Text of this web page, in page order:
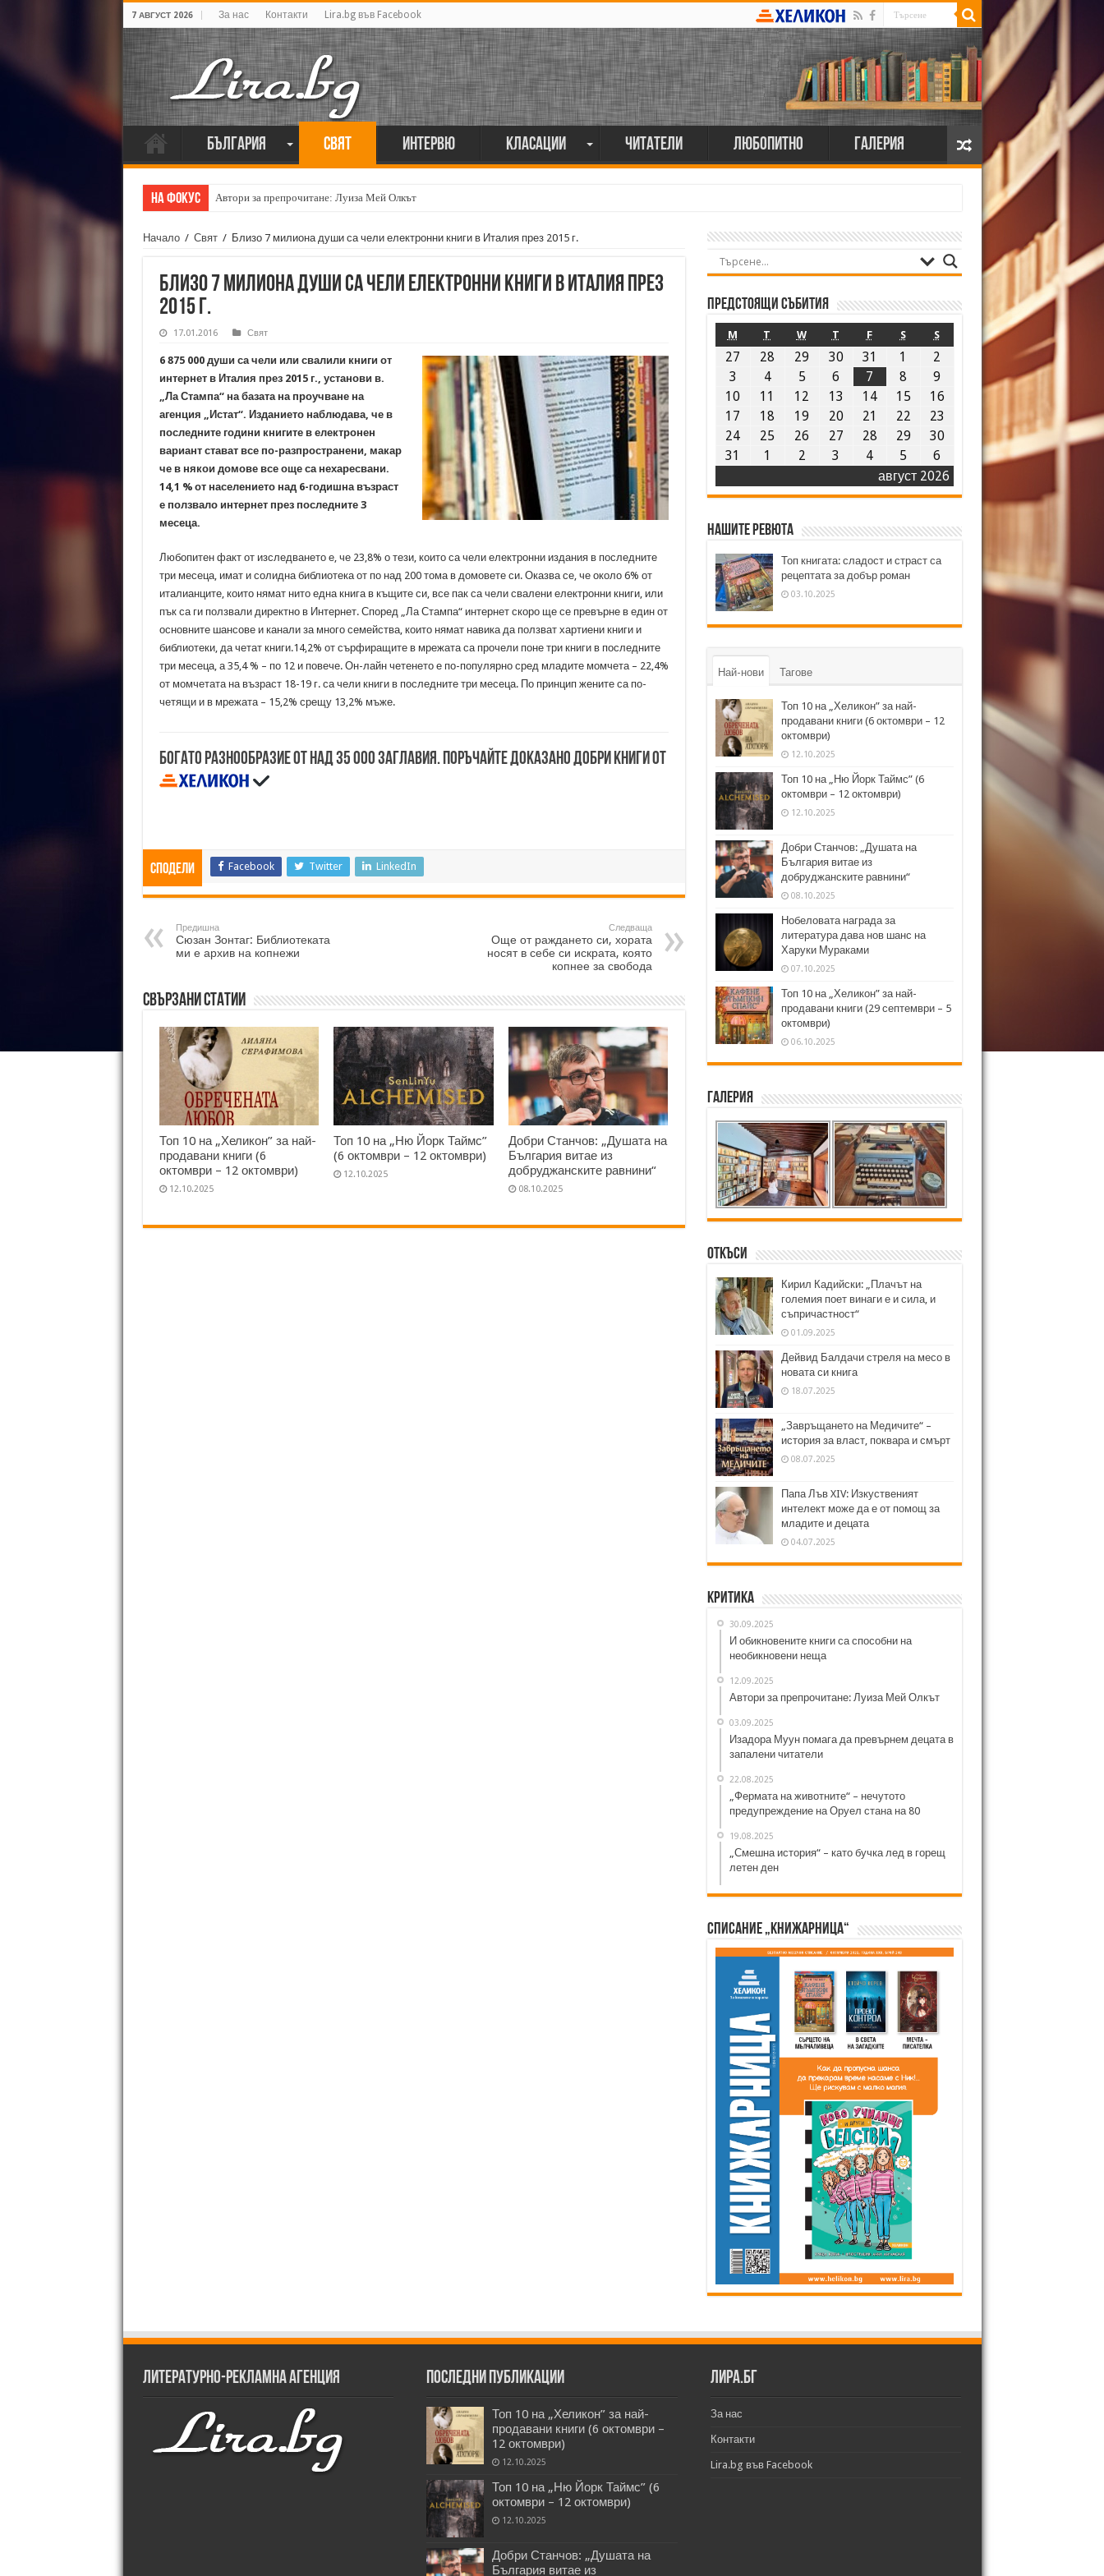
7 АВГУСТ 2026 За нас Контакти Lira.bg във Facebook
България Свят Интервю Класации Читатели Любопитно Галерия
На фокус Автори за препрочитане: Луиза Мей Олкът
Начало / Свят / Близо 7 милиона души са чели електронни книги в Италия през 2015 г.
Близо 7 милиона души са чели електронни книги в Италия през
2015 г.
17.01.2016 Свят
6 875 000 души са чели или свалили книги от
интернет в Италия през 2015 г., установи в.
„Ла Стампа“ на базата на проучване на
агенция „Истат“. Изданието наблюдава, че в
последните години книгите в електронен
вариант стават все по-разпространени, макар
че в някои домове все още са нехаресвани.
14,1 % от населението над 6-годишна възраст
е ползвало интернет през последните 3
месеца.
Любопитен факт от изследването е, че 23,8% о тези, които са чели електронни издания в последните
три месеца, имат и солидна библиотека от по над 200 тома в домовете си. Оказва се, че около 6% от
италианците, които нямат нито една книга в къщите си, все пак са чели свалени електронни книги, или
пък са ги ползвали директно в Интернет. Според „Ла Стампа“ интернет скоро ще се превърне в един от
основните шансове и канали за много семейства, които нямат навика да ползват хартиени книги и
библиотеки, да четат книги.14,2% от сърфиращите в мрежата са прочели поне три книги в последните
три месеца, а 35,4 % – по 12 и повече. Он-лайн четенето е по-популярно сред младите момчета – 22,4%
от момчетата на възраст 18-19 г. са чели книги в последните три месеца. По принцип жените са по-
четящи и в мрежата – 15,2% срещу 13,2% мъже.
Богато разнообразие от над 35 000 заглавия. Поръчайте доказано добри книги от
Сподели Facebook Twitter LinkedIn
Предишна
Сюзан Зонтаг: Библиотеката
ми е архив на копнежи
Следваща
Още от раждането си, хората
носят в себе си искрата, която
копнее за свобода
Свързани статии
Топ 10 на „Хеликон” за най-
продавани книги (6
октомври – 12 октомври)
12.10.2025
Топ 10 на „Ню Йорк Таймс”
(6 октомври – 12 октомври)
12.10.2025
Добри Станчов: „Душата на
България витае из
добруджанските равнини“
08.10.2025
Предстоящи събития
август 2026
M T W T F S S
27 28 29 30 31 1
2
3
4 5 6 7 8
9
10
11 12 13 14 15
16
17
18 19 20 21 22
23
24
25 26 27 28 29
30
31
1 2 3 4 5 6
Нашите ревюта
Топ книгата: сладост и страст са
рецептата за добър роман
03.10.2025
Най-нови Тагове
Топ 10 на „Хеликон” за най-
продавани книги (6 октомври – 12
октомври)
12.10.2025
Топ 10 на „Ню Йорк Таймс” (6
октомври – 12 октомври)
12.10.2025
Добри Станчов: „Душата на
България витае из
добруджанските равнини“
08.10.2025
Нобеловата награда за
литература дава нов шанс на
Харуки Мураками
07.10.2025
Топ 10 на „Хеликон” за най-
продавани книги (29 септември – 5
октомври)
06.10.2025
Галерия
Откъси
Кирил Кадийски: „Плачът на
големия поет винаги е и сила, и
съпричастност“
01.09.2025
Дейвид Балдачи стреля на месо в
новата си книга
18.07.2025
„Завръщането на Медичите“ –
история за власт, поквара и смърт
08.07.2025
Папа Лъв XIV: Изкуственият
интелект може да е от помощ за
младите и децата
04.07.2025
Критика
30.09.2025
И обикновените книги са способни на
необикновени неща
12.09.2025
Автори за препрочитане: Луиза Мей Олкът
03.09.2025
Изадора Муун помага да превърнем децата в
запалени читатели
22.08.2025
„Фермата на животните“ – нечутото
предупреждение на Оруел стана на 80
19.08.2025
„Смешна история“ – като бучка лед в горещ
летен ден
Списание „Книжарница“
Литературно-рекламна агенция Последни публикации
Топ 10 на „Хеликон” за най-
продавани книги (6 октомври –
12 октомври)
12.10.2025
Топ 10 на „Ню Йорк Таймс” (6
октомври – 12 октомври)
12.10.2025
Добри Станчов: „Душата на
България витае из
Лира.бг
За нас
Контакти
Lira.bg във Facebook